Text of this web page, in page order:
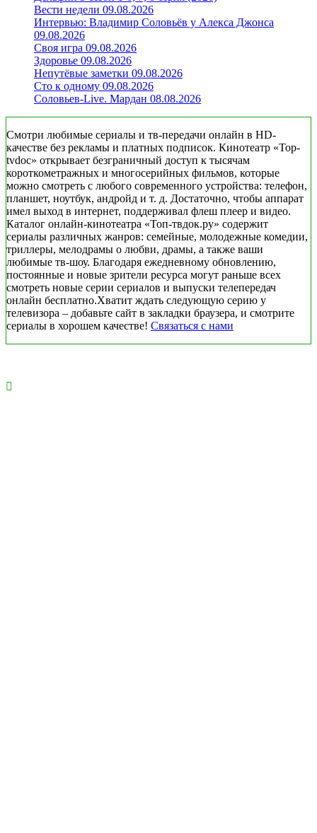
Вести недели 09.08.2026
Интервью: Владимир Соловьёв у Алекса Джонса
09.08.2026
Своя игра 09.08.2026
Здоровье 09.08.2026
Непутёвые заметки 09.08.2026
Сто к одному 09.08.2026
Соловьев-Live. Мардан 08.08.2026
Смотри любимые сериалы и тв-передачи онлайн в HD-
качестве без рекламы и платных подписок. Кинотеатр «Top-
tvdoc» открывает безграничный доступ к тысячам
короткометражных и многосерийных фильмов, которые
можно смотреть с любого современного устройства: телефон,
планшет, ноутбук, андройд и т. д. Достаточно, чтобы аппарат
имел выход в интернет, поддерживал флеш плеер и видео.
Каталог онлайн-кинотеатра «Топ-твдок.ру» содержит
сериалы различных жанров: семейные, молодежные комедии,
триллеры, мелодрамы о любви, драмы, а также ваши
любимые тв-шоу. Благодаря ежедневному обновлению,
постоянные и новые зрители ресурса могут раньше всех
смотреть новые серии сериалов и выпуски телепередач
онлайн бесплатно.Хватит ждать следующую серию у
телевизора – добавьте сайт в закладки браузера, и смотрите
сериалы в хорошем качестве! Связаться с нами